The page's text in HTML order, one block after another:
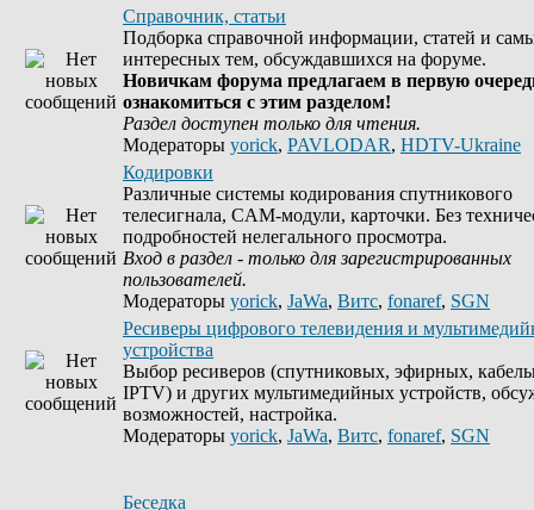
Справочник, статьи
Подборка справочной информации, статей и
интересных тем, обсуждавшихся на форуме.
Новичкам форума предлагаем в первую
ознакомиться с этим разделом!
Раздел доступен только для чтения.
Модераторы yorick, PAVLODAR, HDTV-Ukraine
Кодировки
Различные системы кодирования спутникового
телесигнала, CAM-модули, карточки. Без
подробностей нелегального просмотра.
Вход в раздел - только для зарегистрированных
пользователей.
Модераторы yorick, JaWa, Витс, fonaref, SGN
Ресиверы цифрового телевидения и
устройства
Выбор ресиверов (спутниковых, эфирных,
IPTV) и других мультимедийных устройств,
возможностей, настройка.
Модераторы yorick, JaWa, Витс, fonaref, SGN
Беседка